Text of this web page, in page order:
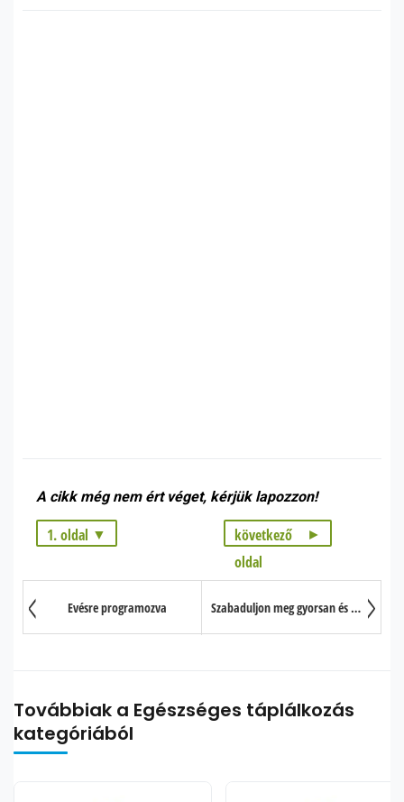
A cikk még nem ért véget, kérjük lapozzon!
következő
oldal
1. oldal
1. oldal: A legjobb természetes hashajtók
Evésre programozva
Szabaduljon meg gyorsan és könnyedén a felesleges hasi zsírpárnáktól – jógával.
Továbbiak a Egészséges táplálkozás
kategóriából